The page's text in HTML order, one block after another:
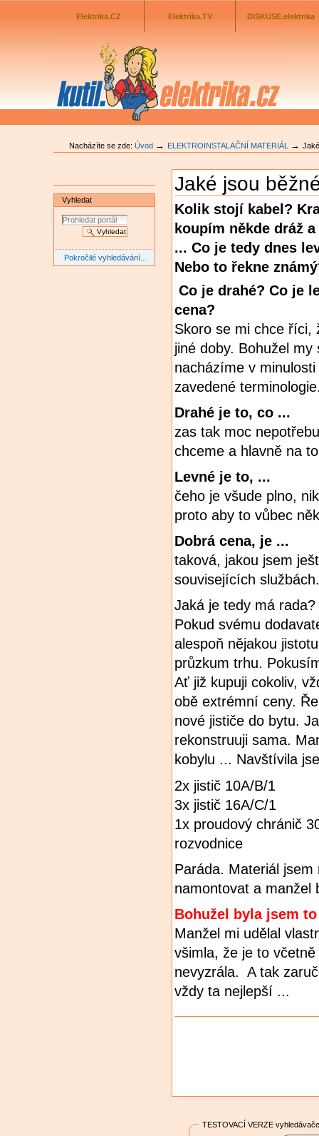
Odkazník
Elektrika.CZ
Elektrika.TV DISKUSE.elektrika
Nacházíte se zde: Úvod → ELEKTROINSTALAČNÍ MATERIÁL →
Vyhledat
Pokročilé vyhledávání...
Jaké jsou
Kolik stojí kabel?
koupím někde dráž
... Co je tedy dnes
Nebo to řekne
Co je drahé? Co je
cena?
Skoro se mi chce říci,
jiné doby. Bohužel
nacházíme v
zavedené
Drahé je to, co ...
zas tak moc
chceme a hlavně na
Levné je to, ...
čeho je všude plno,
proto aby to vůbec
Dobrá cena, je ...
taková, jakou jsem
souvisejících
Jaká je tedy má
Pokud svému
alespoň nějakou
průzkum trhu.
Ať již kupuji cokoliv,
obě extrémní ceny.
nové jističe do bytu.
rekonstruuji sama.
kobylu ... Navštívila
2x jistič 10A/B/1
3x jistič 16A/C/1
1x proudový chránič
rozvodnice
Paráda. Materiál
namontovat a manžel
Bohužel byla jsem
Manžel mi udělal
všimla, že je to
nevyzrála. A tak
vždy ta nejlepší ...
TESTOVACÍ VERZE